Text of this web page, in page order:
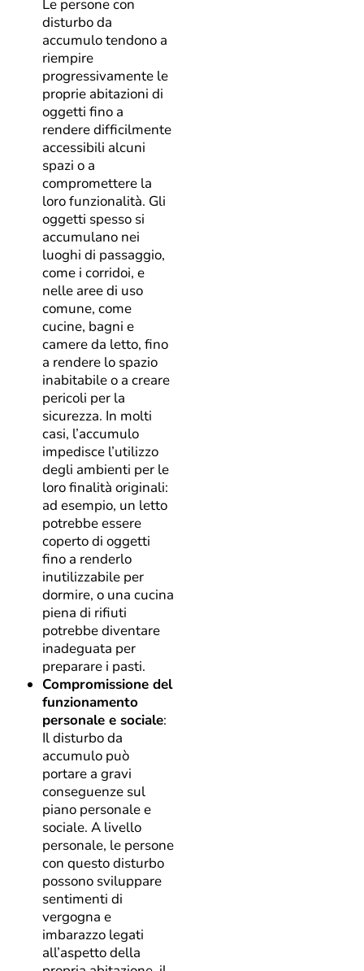
Le persone con
disturbo da
accumulo tendono a
riempire
progressivamente le
proprie abitazioni di
oggetti fino a
rendere difficilmente
accessibili alcuni
spazi o a
compromettere la
loro funzionalità. Gli
oggetti spesso si
accumulano nei
luoghi di passaggio,
come i corridoi, e
nelle aree di uso
comune, come
cucine, bagni e
camere da letto, fino
a rendere lo spazio
inabitabile o a creare
pericoli per la
sicurezza. In molti
casi, l’accumulo
impedisce l’utilizzo
degli ambienti per le
loro finalità originali:
ad esempio, un letto
potrebbe essere
coperto di oggetti
fino a renderlo
inutilizzabile per
dormire, o una cucina
piena di rifiuti
potrebbe diventare
inadeguata per
preparare i pasti.
Compromissione del
funzionamento
personale e sociale:
Il disturbo da
accumulo può
portare a gravi
conseguenze sul
piano personale e
sociale. A livello
personale, le persone
con questo disturbo
possono sviluppare
sentimenti di
vergogna e
imbarazzo legati
all’aspetto della